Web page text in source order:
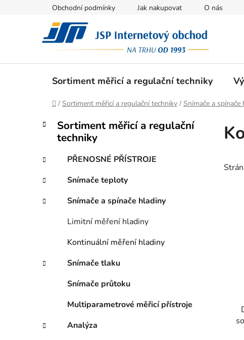
Obchodní podmínky Jak nakupovat O nás
Sortiment měřicí a regulační techniky
Domů
/ Sortiment měřicí a regulační techniky / Snímače a spínače
P
t
a
n
n
Přeskočit
kategorie
K
a
g
r
i
e
Sortiment měřicí a regulační
techniky
PŘENOSNÉ PŘÍSTROJE
Snímače teploty
Snímače a spínače hladiny
Limitní měření hladiny
Kontinuální měření hladiny
Snímače tlaku
Snímače průtoku
Multiparametrové měřicí přístroje
Analýza